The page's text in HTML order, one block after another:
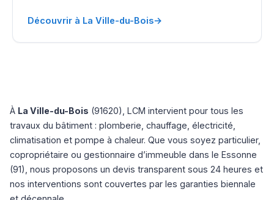
Découvrir à La Ville-du-Bois→
À La Ville-du-Bois (91620), LCM intervient pour tous les
travaux du bâtiment : plomberie, chauffage, électricité,
climatisation et pompe à chaleur. Que vous soyez particulier,
copropriétaire ou gestionnaire d’immeuble dans le Essonne
(91), nous proposons un devis transparent sous 24 heures et
nos interventions sont couvertes par les garanties biennale